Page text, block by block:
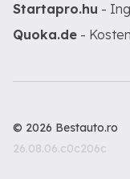
Startapro.hu -
Quoka.de -
© 2026 Bestauto.ro
26.08.06.c0c206c